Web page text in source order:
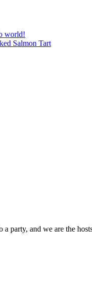
world!
Salmon Tart
a party, and we are the